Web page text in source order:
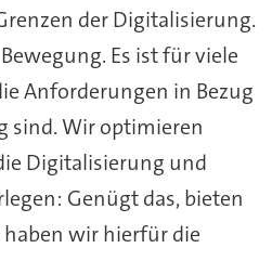
der Digitalisierung.
Es ist für viele
Anforderungen in Bezug
sind. Wir optimieren
Digitalisierung und
Genügt das, bieten
wir hierfür die